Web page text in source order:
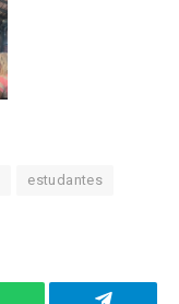
estudantes